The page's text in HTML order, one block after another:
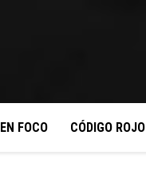
EN FOCO CÓDIGO ROJO